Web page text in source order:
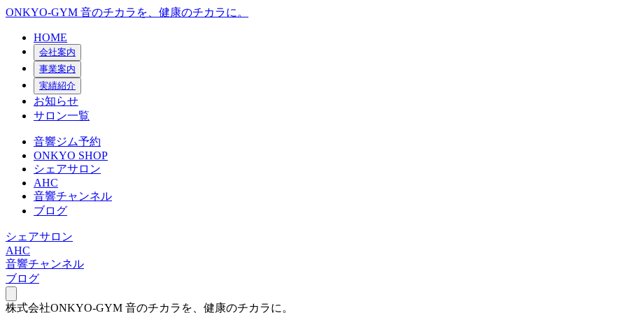
ONKYO-GYM 音のチカラを、健康のチカラに。
HOME
会社案内
事業案内
実績紹介
お知らせ
サロン一覧
音響ジム予約
ONKYO SHOP
シェアサロン
AHC
音響チャンネル
ブログ
シェアサロン
AHC
音響チャンネル
ブログ
株式会社ONKYO-GYM 音のチカラを、健康のチカラに。